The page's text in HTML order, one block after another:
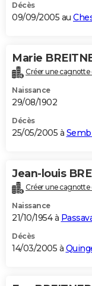
Décès
09/09/2005 au
Marie
Créer une cagnotte
Naissance
29/08/1902
Décès
25/05/2005 à
Jean-louis
Créer une cagnotte
Naissance
21/10/1954 à
Décès
14/03/2005 à